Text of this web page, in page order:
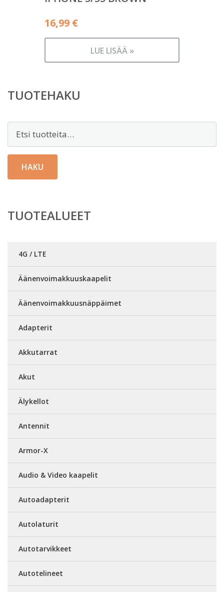
16,99 €
LUE LISÄÄ »
TUOTEHAKU
Etsi:
HAKU
TUOTEALUEET
4G / LTE
Äänenvoimakkuuskaapelit
Äänenvoimakkuusnäppäimet
Adapterit
Akkutarrat
Akut
Älykellot
Antennit
Armor-X
Audio & Video kaapelit
Autoadapterit
Autolaturit
Autotarvikkeet
Autotelineet